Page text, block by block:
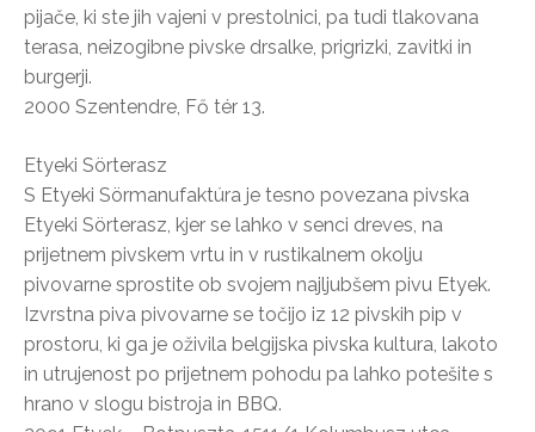
pijače, ki ste jih vajeni v prestolnici, pa tudi tlakovana
terasa, neizogibne pivske drsalke, prigrizki, zavitki in
burgerji.
2000 Szentendre, Fő tér 13.
Etyeki Sörterasz
S Etyeki Sörmanufaktúra je tesno povezana pivska
Etyeki Sörterasz, kjer se lahko v senci dreves, na
prijetnem pivskem vrtu in v rustikalnem okolju
pivovarne sprostite ob svojem najljubšem pivu Etyek.
Izvrstna piva pivovarne se točijo iz 12 pivskih pip v
prostoru, ki ga je oživila belgijska pivska kultura, lakoto
in utrujenost po prijetnem pohodu pa lahko potešite s
hrano v slogu bistroja in BBQ.